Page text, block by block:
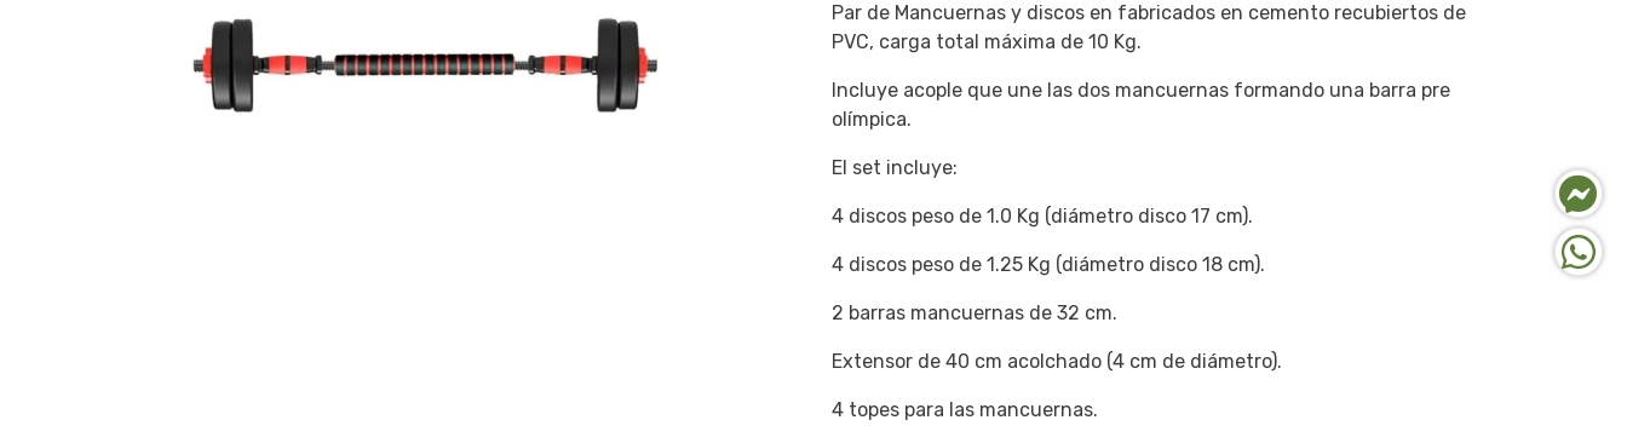
Par de Mancuernas y discos en fabricados en cemento recubiertos de
PVC, carga total máxima de 10 Kg.
Incluye acople que une las dos mancuernas formando una barra pre
olímpica.
El set incluye:
4 discos peso de 1.0 Kg (diámetro disco 17 cm).
4 discos peso de 1.25 Kg (diámetro disco 18 cm).
2 barras mancuernas de 32 cm.
Extensor de 40 cm acolchado (4 cm de diámetro).
4 topes para las mancuernas.